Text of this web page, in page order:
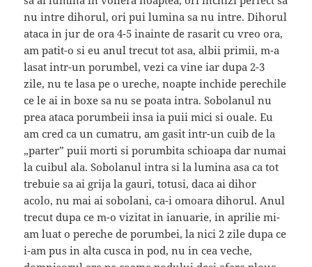
nu intre dihorul, ori pui lumina sa nu intre. Dihorul
ataca in jur de ora 4-5 inainte de rasarit cu vreo ora,
am patit-o si eu anul trecut tot asa, albii primii, m-a
lasat intr-un porumbel, vezi ca vine iar dupa 2-3
zile, nu te lasa pe o ureche, noapte inchide perechile
ce le ai in boxe sa nu se poata intra. Sobolanul nu
prea ataca porumbeii insa ia puii mici si ouale. Eu
am cred ca un cumatru, am gasit intr-un cuib de la
„parter” puii morti si porumbita schioapa dar numai
la cuibul ala. Sobolanul intra si la lumina asa ca tot
trebuie sa ai grija la gauri, totusi, daca ai dihor
acolo, nu mai ai sobolani, ca-i omoara dihorul. Anul
trecut dupa ce m-o vizitat in ianuarie, in aprilie mi-
am luat o pereche de porumbei, la nici 2 zile dupa ce
i-am pus in alta cusca in pod, nu in cea veche,